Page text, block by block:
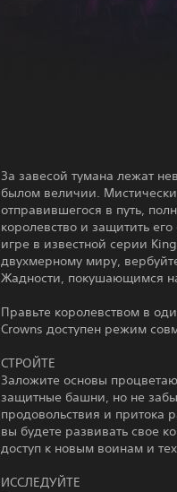
За завесой тумана лежат
былом величии.
отправившегося в путь,
королевство и защитить
игре в известной серии
двухмерному миру,
Жадности, покушающимся
Правьте королевством в
Crowns доступен режим
СТРОЙТЕ
Заложите основы
защитные башни, но не
продовольствия и притока
вы будете развивать свое
доступ к новым воинам и
ИССЛЕДУЙТЕ